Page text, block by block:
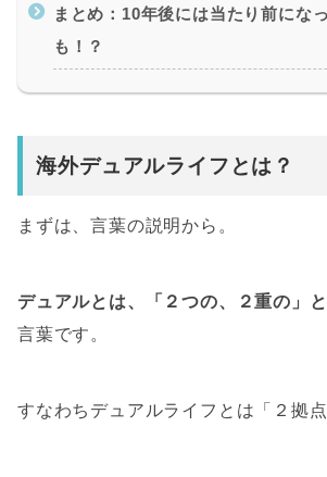
まとめ：10年後には当たり前にな
も！？
海外デュアルライフとは？
まずは、言葉の説明から。
デュアルとは、「２つの、２重の」
言葉です。
すなわち デュアルライフとは「２拠